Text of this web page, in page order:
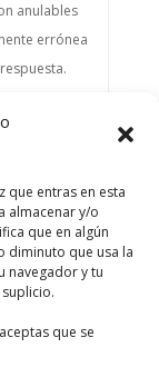
que entras en esta
almacenar y/o
que en algún
diminuto que usa la
navegador y tu
que se
anulables
errónea
debate.